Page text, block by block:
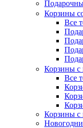
Корзины
Все
Корзины с
Все
Корзины с